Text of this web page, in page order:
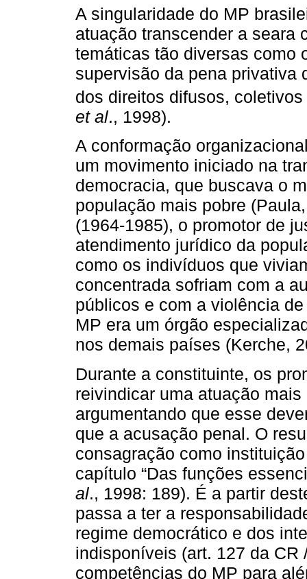
A singularidade do MP
atuação transcender a seara
temáticas tão diversas como
supervisão da pena privativa
dos direitos difusos,
et al., 1998).
A conformação
um movimento iniciado na
democracia, que buscava o
população mais pobre
(1964‑1985), o promotor de
atendimento jurídico da
como os indivíduos que
concentrada sofriam com a
públicos e com a violência
MP era um órgão
nos demais países (Kerche,
Durante a constituinte, os
reivindicar uma atuação
argumentando que esse
que a acusação penal. O
consagração como
capítulo “Das funções
al., 1998: 189). É a partir
passa a ter a
regime democrático e dos
indisponíveis (art. 127 da CR
competências do MP para